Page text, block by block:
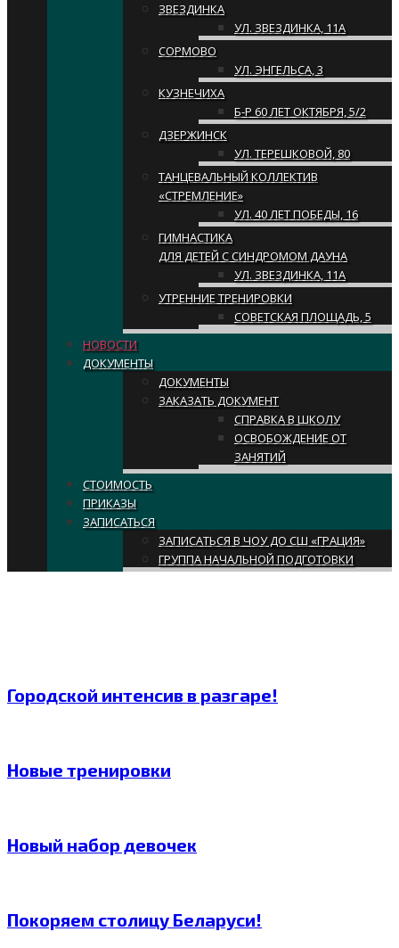
ЗВЕЗДИНКА
УЛ. ЗВЕЗДИНКА, 11А
СОРМОВО
УЛ. ЭНГЕЛЬСА, 3
КУЗНЕЧИХА
Б-Р 60 ЛЕТ ОКТЯБРЯ, 5/2
ДЗЕРЖИНСК
УЛ. ТЕРЕШКОВОЙ, 80
ТАНЦЕВАЛЬНЫЙ КОЛЛЕКТИВ
«СТРЕМЛЕНИЕ»
УЛ. 40 ЛЕТ ПОБЕДЫ, 16
ГИМНАСТИКА
ДЛЯ ДЕТЕЙ С СИНДРОМОМ ДАУНА
УЛ. ЗВЕЗДИНКА, 11А
УТРЕННИЕ ТРЕНИРОВКИ
СОВЕТСКАЯ ПЛОЩАДЬ, 5
НОВОСТИ
ДОКУМЕНТЫ
ДОКУМЕНТЫ
ЗАКАЗАТЬ ДОКУМЕНТ
СПРАВКА В ШКОЛУ
ОСВОБОЖДЕНИЕ ОТ
ЗАНЯТИЙ
СТОИМОСТЬ
ПРИКАЗЫ
ЗАПИСАТЬСЯ
ЗАПИСАТЬСЯ В ЧОУ ДО СШ «ГРАЦИЯ»
ГРУППА НАЧАЛЬНОЙ ПОДГОТОВКИ
Городской интенсив в разгаре!
Новые тренировки
Новый набор девочек
Покоряем столицу Беларуси!